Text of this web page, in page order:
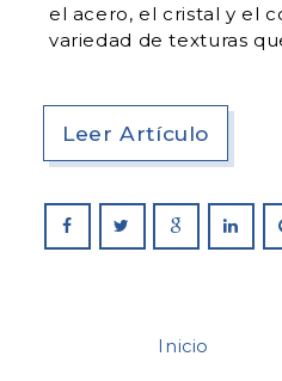
el acero, el cristal y el
variedad de texturas
Leer Artículo
Inicio